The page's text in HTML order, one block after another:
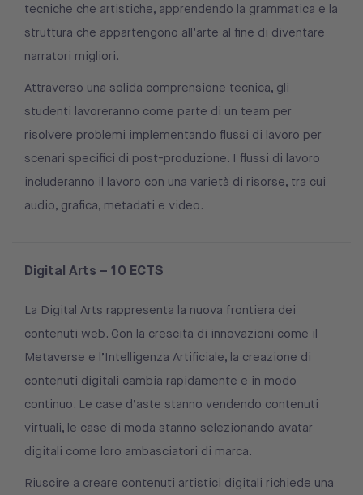
tecniche che artistiche, apprendendo la grammatica e la
struttura che appartengono all’arte al fine di diventare
narratori migliori.
Attraverso una solida comprensione tecnica, gli
studenti lavoreranno come parte di un team per
risolvere problemi implementando flussi di lavoro per
scenari specifici di post-produzione. I flussi di lavoro
includeranno il lavoro con una varietà di risorse, tra cui
audio, grafica, metadati e video.
Digital Arts – 10 ECTS
La Digital Arts rappresenta la nuova frontiera dei
contenuti web. Con la crescita di innovazioni come il
Metaverse e l’Intelligenza Artificiale, la creazione di
contenuti digitali cambia rapidamente e in modo
continuo. Le case d’aste stanno vendendo contenuti
virtuali, le case di moda stanno selezionando avatar
digitali come loro ambasciatori di marca.
Riuscire a creare contenuti artistici digitali richiede una